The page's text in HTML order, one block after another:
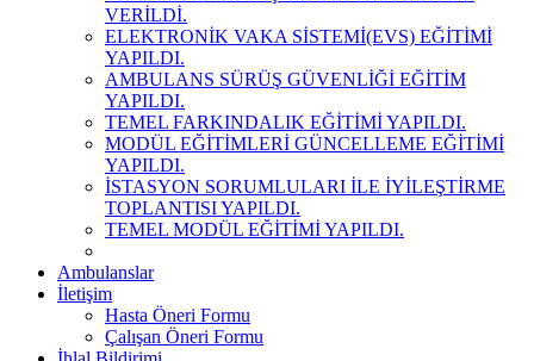
VERİLDİ.
ELEKTRONİK VAKA SİSTEMİ(EVS) EĞİTİMİ
YAPILDI.
AMBULANS SÜRÜŞ GÜVENLİĞİ EĞİTİM
YAPILDI.
TEMEL FARKINDALIK EĞİTİMİ YAPILDI.
MODÜL EĞİTİMLERİ GÜNCELLEME EĞİTİMİ
YAPILDI.
İSTASYON SORUMLULARI İLE İYİLEŞTİRME
TOPLANTISI YAPILDI.
TEMEL MODÜL EĞİTİMİ YAPILDI.
Ambulanslar
İletişim
Hasta Öneri Formu
Çalışan Öneri Formu